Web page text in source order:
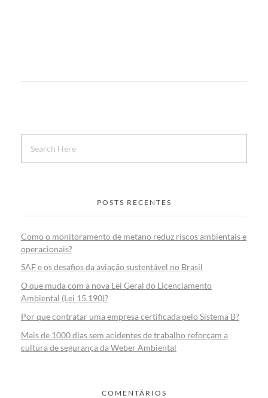
POSTS RECENTES
Como o monitoramento de metano reduz riscos ambientais e
operacionais?
SAF e os desafios da aviação sustentável no Brasil
O que muda com a nova Lei Geral do Licenciamento
Ambiental (Lei 15.190)?
Por que contratar uma empresa certificada pelo Sistema B?
Mais de 1000 dias sem acidentes de trabalho reforçam a
cultura de segurança da Weber Ambiental
COMENTÁRIOS